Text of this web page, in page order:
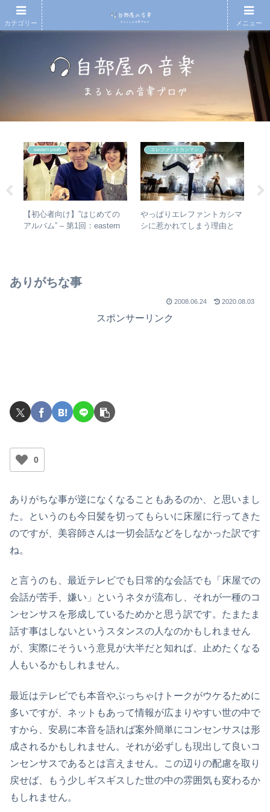
eastern youth
【初心者向け】”はじめての
アルバム” – 第1回：eastern
エレファントカシマシ
やっぱりエレファントカシマ
シに惹かれてしまう理由と
ありがちな事
2008.06.24 2020.08.03
スポンサーリンク
0
ありがちな事が逆になくなることもあるのか、と思いまし
た。というのも今日髪を切ってもらいに床屋に行ってきた
のですが、美容師さんは一切会話などをしなかった訳です
ね。
と言うのも、最近テレビでも日常的な会話でも「床屋での
会話が苦手、嫌い」というネタが流布し、それが一種のコ
ンセンサスを形成しているためかと思う訳です。たまたま
話す事はしないというスタンスの人なのかもしれません
が、実際にそういう意見が大半だと知れば、止めたくなる
人もいるかもしれません。
最近はテレビでも本音やぶっちゃけトークがウケるために
多いですが、ネットもあって情報が広まりやすい世の中で
すから、安易に本音を語れば案外簡単にコンセンサスは形
成されるかもしれません。それが必ずしも現出して良いコ
ンセンサスであるとは言えません。この辺りの配慮を取り
戻せば、もう少しギスギスした世の中の雰囲気も変わるか
もしれません。
カテゴリー メニュー